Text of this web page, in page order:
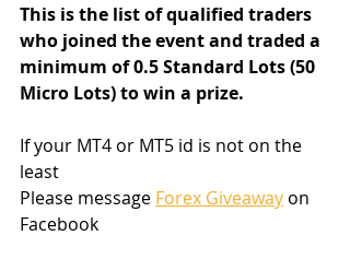
This is the list of qualified traders
who joined the event and traded a
minimum of 0.5 Standard Lots (50
Micro Lots) to win a prize.
If your MT4 or MT5 id is not on the
least
Please message Forex Giveaway on
Facebook